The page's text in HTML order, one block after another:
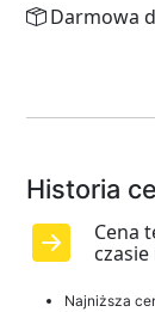
Darmowa
Historia
Cena
Najniższa